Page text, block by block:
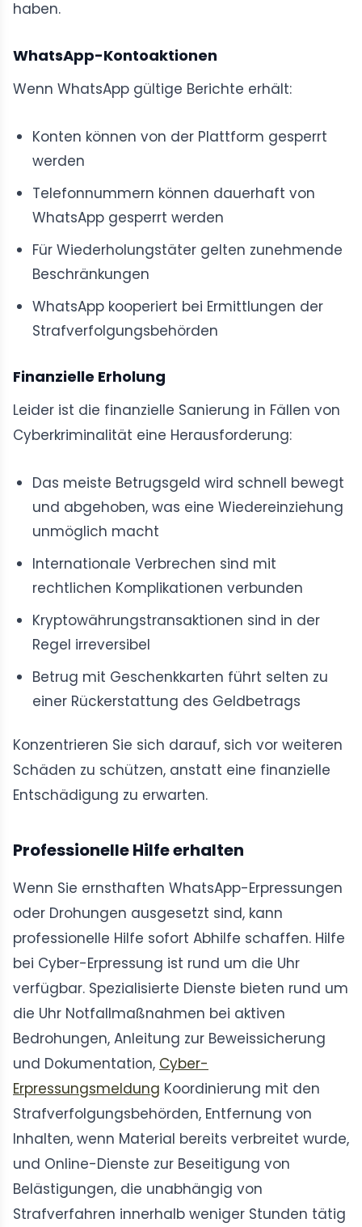
haben.
WhatsApp-Kontoaktionen
Wenn WhatsApp gültige Berichte erhält:
Konten können von der Plattform gesperrt
werden
Telefonnummern können dauerhaft von
WhatsApp gesperrt werden
Für Wiederholungstäter gelten zunehmende
Beschränkungen
WhatsApp kooperiert bei Ermittlungen der
Strafverfolgungsbehörden
Finanzielle Erholung
Leider ist die finanzielle Sanierung in Fällen von
Cyberkriminalität eine Herausforderung:
Das meiste Betrugsgeld wird schnell bewegt
und abgehoben, was eine Wiedereinziehung
unmöglich macht
Internationale Verbrechen sind mit
rechtlichen Komplikationen verbunden
Kryptowährungstransaktionen sind in der
Regel irreversibel
Betrug mit Geschenkkarten führt selten zu
einer Rückerstattung des Geldbetrags
Konzentrieren Sie sich darauf, sich vor weiteren
Schäden zu schützen, anstatt eine finanzielle
Entschädigung zu erwarten.
Professionelle Hilfe erhalten
Wenn Sie ernsthaften WhatsApp-Erpressungen
oder Drohungen ausgesetzt sind, kann
professionelle Hilfe sofort Abhilfe schaffen. Hilfe
bei Cyber-Erpressung ist rund um die Uhr
verfügbar. Spezialisierte Dienste bieten rund um
die Uhr Notfallmaßnahmen bei aktiven
Bedrohungen, Anleitung zur Beweissicherung
und Dokumentation, Cyber-
Erpressungsmeldung Koordinierung mit den
Strafverfolgungsbehörden, Entfernung von
Inhalten, wenn Material bereits verbreitet wurde,
und Online-Dienste zur Beseitigung von
Belästigungen, die unabhängig von
Strafverfahren innerhalb weniger Stunden tätig